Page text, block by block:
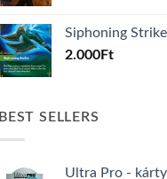
Siphoning Strike
2.000Ft
BEST SELLERS
Ultra Pro -